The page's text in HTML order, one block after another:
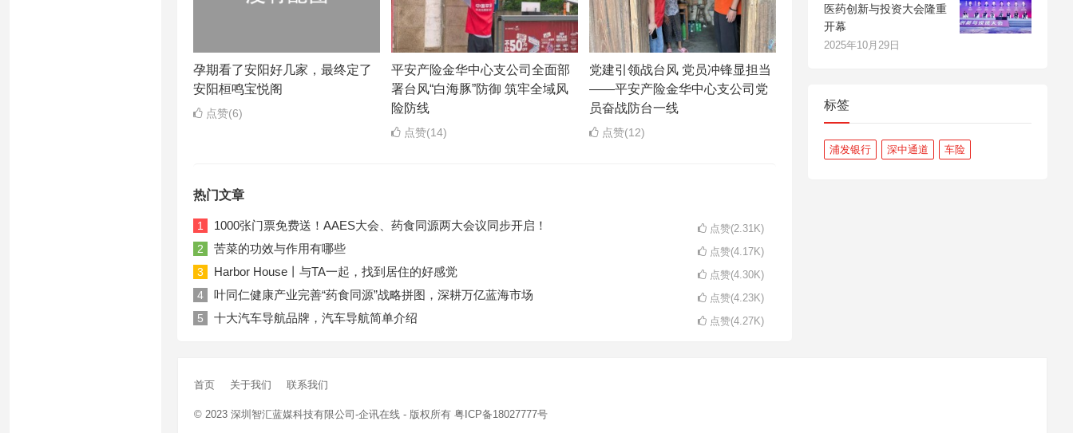
孕期看了安阳好几家，最终定了
安阳桓鸣宝悦阁
点赞(6)
平安产险金华中心支公司全面部
署台风“白海豚”防御 筑牢全域风
险防线
点赞(14)
党建引领战台风 党员冲锋显担当
——平安产险金华中心支公司党
员奋战防台一线
点赞(12)
热门文章
1 1000张门票免费送！AAES大会、药食同源两大会议同步开启！ 点赞(2.31K)
2 苦菜的功效与作用有哪些 点赞(4.17K)
3 Harbor House丨与TA一起，找到居住的好感觉 点赞(4.30K)
4 叶同仁健康产业完善“药食同源”战略拼图，深耕万亿蓝海市场 点赞(4.23K)
5 十大汽车导航品牌，汽车导航简单介绍 点赞(4.27K)
医药创新与投资大会隆重
开幕
2025年10月29日
标签
浦发银行 深中通道 车险
首页 关于我们 联系我们
© 2023 深圳智汇蓝媒科技有限公司-企讯在线 - 版权所有 粤ICP备18027777号